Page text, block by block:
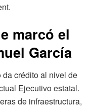
marcó el
García
crédito al nivel de
Ejecutivo estatal.
de infraestructura,